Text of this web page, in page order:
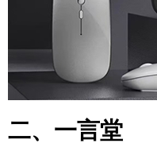
二、一言堂